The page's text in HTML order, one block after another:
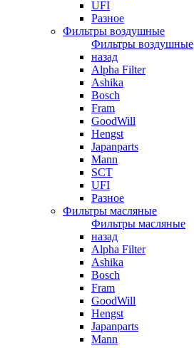
UFI
Разное
Фильтры воздушные
Фильтры воздушные
назад
Alpha Filter
Ashika
Bosch
Fram
GoodWill
Hengst
Japanparts
Mann
SCT
UFI
Разное
Фильтры масляные
Фильтры масляные
назад
Alpha Filter
Ashika
Bosch
Fram
GoodWill
Hengst
Japanparts
Mann